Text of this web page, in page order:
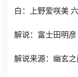
白： 上野爱咲美
解说：富士田明彦
解说来源：幽玄之